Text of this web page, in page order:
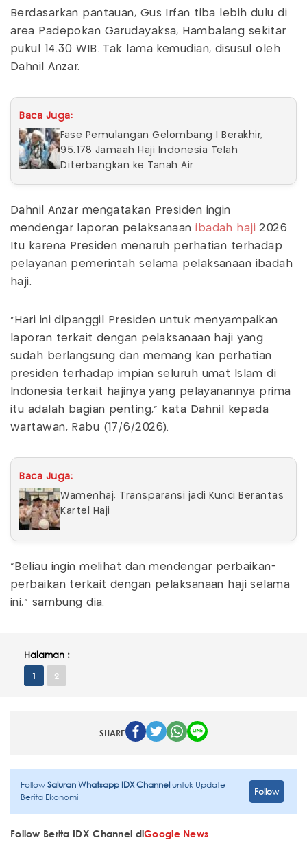
Berdasarkan pantauan, Gus Irfan tiba lebih dulu di
area Padepokan Garudayaksa, Hambalang sekitar
pukul 14.30 WIB. Tak lama kemudian, disusul oleh
Dahnil Anzar.
Baca Juga:
Fase Pemulangan Gelombang I Berakhir,
95.178 Jamaah Haji Indonesia Telah
Diterbangkan ke Tanah Air
Dahnil Anzar mengatakan Presiden ingin
mendengar laporan pelaksanaanibadah haji 2026.
Itu karena Presiden menaruh perhatian terhadap
pelayanan pemerintah selama pelaksanaan ibadah
haji.
"Hari ini dipanggil Presiden untuk menyampaikan
laporan terkait dengan pelaksanaan haji yang
sudah berlangsung dan memang kan perhatian
presiden terhadap impian seluruh umat Islam di
Indonesia terkait hajinya yang pelayanannya prima
itu adalah bagian penting,” kata Dahnil kepada
wartawan, Rabu (17/6/2026).
Baca Juga:
Wamenhaj: Transparansi jadi Kunci Berantas
Kartel Haji
“Beliau ingin melihat dan mendengar perbaikan-
perbaikan terkait dengan pelaksanaan haji selama
ini," sambung dia.
Halaman :
1 2
SHARE
FollowSaluran Whatsapp IDX Channeluntuk Update
Berita Ekonomi
Follow
Follow Berita IDX Channel diGoogle News